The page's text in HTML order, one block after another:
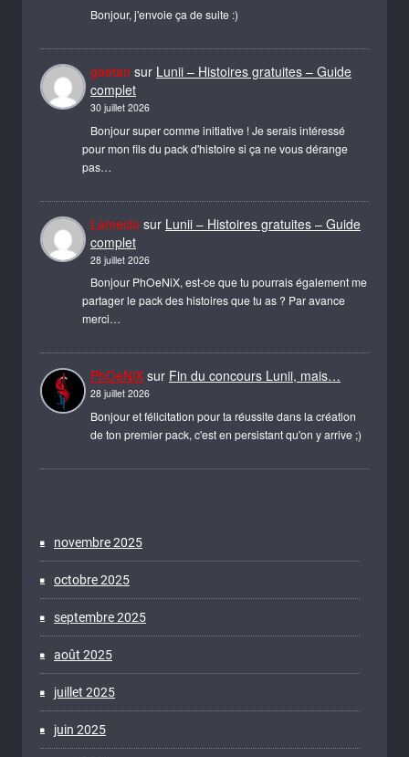
Bonjour, j'envoie ça de suite :)
gaetan sur Lunii – Histoires gratuites – Guide
complet
30 juillet 2026
Bonjour super comme initiative ! Je serais intéressé
pour mon fils du pack d'histoire si ça ne vous dérange
pas…
Lamecio sur Lunii – Histoires gratuites – Guide
complet
28 juillet 2026
Bonjour PhOeNiX, est-ce que tu pourrais également me
partager le pack des histoires que tu as ? Par avance
merci…
PhOeNiX sur Fin du concours Lunii, mais…
28 juillet 2026
Bonjour et félicitation pour ta réussite dans la création
de ton premier pack, c'est en persistant qu'on y arrive ;)
novembre 2025
octobre 2025
septembre 2025
août 2025
juillet 2025
juin 2025